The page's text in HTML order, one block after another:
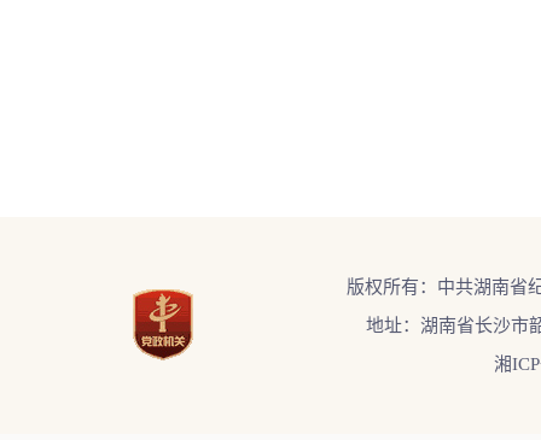
版权所有：中共湖南省
地址：湖南省长沙市
湘